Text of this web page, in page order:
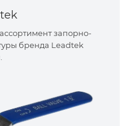
запорно-
бренда Leadtek